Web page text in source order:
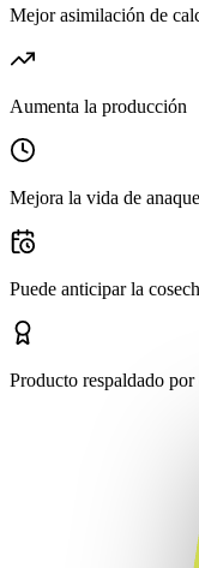
Mejor asimilación de
Aumenta la producción
Mejora la vida de
Puede anticipar la
Producto respaldado